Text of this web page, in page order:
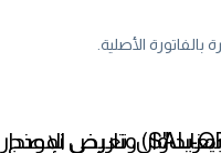
الأصلية.